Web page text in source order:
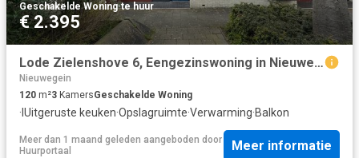
Geschakelde Woning·te huur
€ 2.395
Lode Zielenshove 6, Eengezinswoning in Nieuwegein B&S Rental Service
Nieuwegein
120 m²3 KamersGeschakelde Woning
· IUitgeruste keuken·Opslagruimte·Verwarming·Balkon
Meer dan 1 maand geleden aangeboden door
Huurportaal
Meer informatie